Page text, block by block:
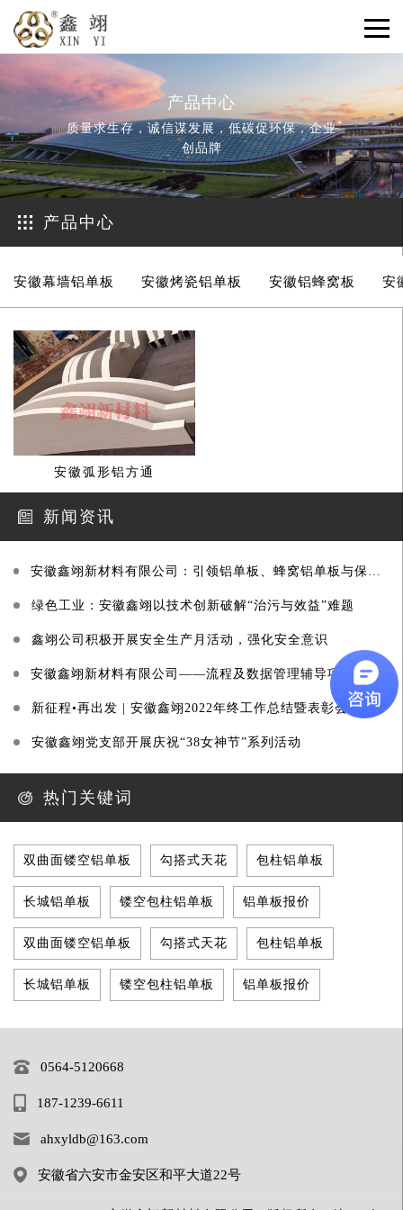
产品中心
质量求生存，诚信谋发展，低碳促环保，企业
创品牌
产品中心
安徽幕墙铝单板 安徽烤瓷铝单板 安徽铝蜂窝板 安
安徽弧形铝方通
新闻资讯
绿色工业：安徽鑫翊以技术创新破解“治污与效益”难题
鑫翊公司积极开展安全生产月活动，强化安全意识
安徽鑫翊新材料有限公司——流程及数据管理辅导项目启动大会圆满召开
新征程•再出发 | 安徽鑫翊2022年终工作总结暨表彰会纪实
安徽鑫翊党支部开展庆祝“38女神节”系列活动
热门关键词
双曲面镂空铝单板 勾搭式天花 包柱铝单板
长城铝单板 镂空包柱铝单板 铝单板报价
双曲面镂空铝单板 勾搭式天花 包柱铝单板
长城铝单板 镂空包柱铝单板 铝单板报价
0564-5120668
187-1239-6611
ahxyldb@163.com
安徽省六安市金安区和平大道22号